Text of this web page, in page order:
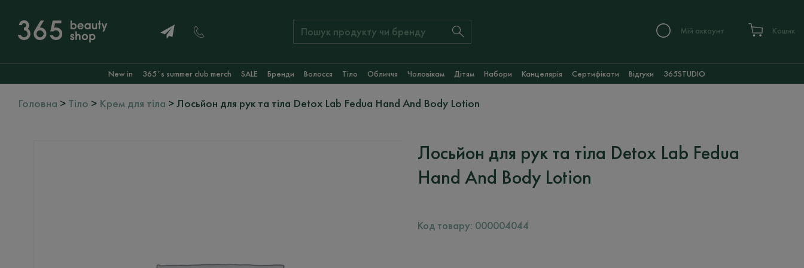
Мій аккаунт Кошик
New in 365ʼs summer club merch SALE Бренди Волосся Тіло Обличчя Чоловікам Дітям Набори Канцелярія Сертифікати Відгуки 365STUDIO
Головна > Тіло > Крем для тіла > Лосьйон для рук та тіла Detox Lab Fedua Hand And Body Lotion
Лосьйон для рук та тіла Detox Lab Fedua
Hand And Body Lotion
Код товару: 000004044